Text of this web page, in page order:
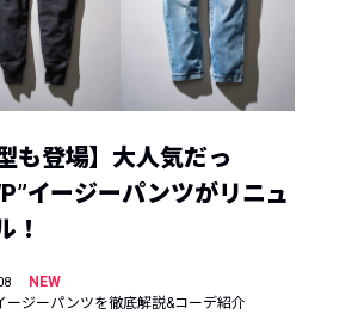
も登場】大人気だっ
イージーパンツがリニュ
！
NEW
ージーパンツを徹底解説&コーデ紹介